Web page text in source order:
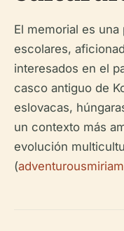
El memorial es una
escolares,
interesados en el
casco antiguo de
eslovacas,
un contexto más
evolución
(